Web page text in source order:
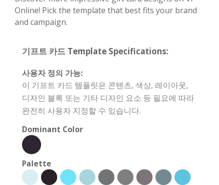
Online! Pick the template that best fits your brand
and campaign.
기프트 카드 Template Specifications:
사용자 정의 가능:
이 기프트 카드 템플릿은 콘텐츠, 색상, 레이아웃,
디자인 블록 또는 기타 디자인 요소 등 필요에 따라
완전히 사용자 지정할 수 있습니다.
Dominant Color
Palette